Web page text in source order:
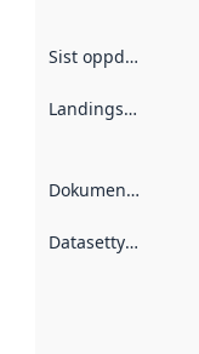
Sist oppdatert
Landingsside
Dokumentasjon
Datasettype